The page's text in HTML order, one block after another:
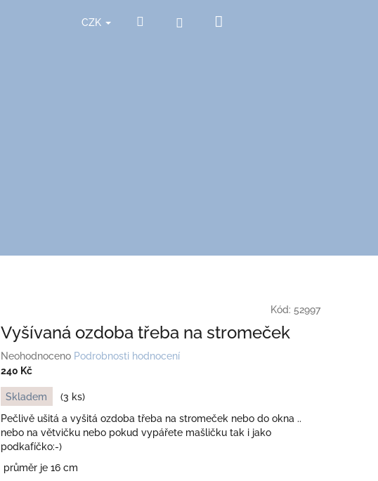
CZK Hledat Přihlášení
Kód: 52997
Vyšívaná ozdoba třeba na stromeček
Průměrné
hodnocení
je
0,0
z
5
hvězdiček.
Neohodnoceno Podrobnosti hodnocení
240 Kč
Měrná
cena:
Skladem
(3 ks)
Pečlivě ušitá a vyšitá ozdoba třeba na stromeček nebo do okna ..
nebo na větvičku nebo pokud vypářete mašličku tak i jako
podkafíčko:-)
průměr je 16 cm